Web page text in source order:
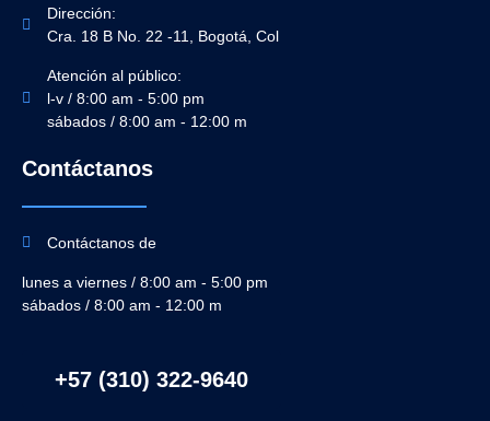
Dirección:
Cra. 18 B No. 22 -11, Bogotá, Col
Atención al público:
l-v / 8:00 am - 5:00 pm
sábados / 8:00 am - 12:00 m
Contáctanos
Contáctanos de
lunes a viernes / 8:00 am - 5:00 pm
sábados / 8:00 am - 12:00 m
+57 (310) 322-9640